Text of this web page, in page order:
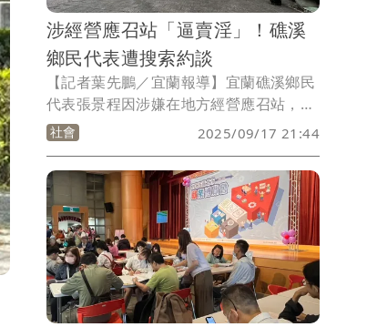
涉經營應召站「逼賣淫」！礁溪
鄉民代表遭搜索約談
【記者葉先鵬／宜蘭報導】宜蘭礁溪鄉民
代表張景程因涉嫌在地方經營應召站，今
天（17日）一早被檢方搜索服務處、住
家，張景程也被帶走約談，全案將依妨害
風化等罪偵辦，詳細情形還有待進一步釐
清。
社會 2025/09/17 21:44